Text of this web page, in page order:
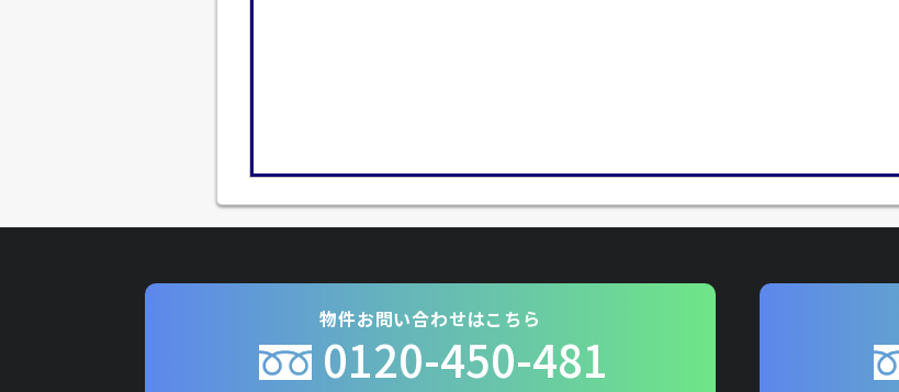
物件お問い合わせはこちら
0120-450-481